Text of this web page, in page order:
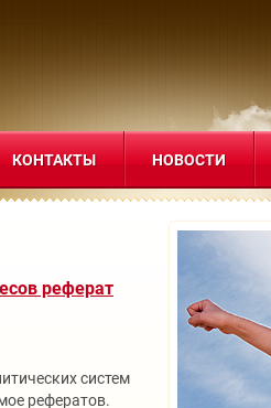
реферат
систем
рефератов.
КОНТАКТЫ НОВОСТИ